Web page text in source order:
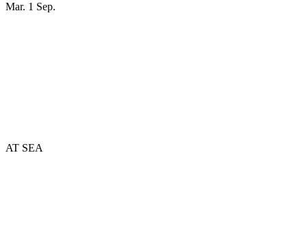
Mar. 1 Sep.
AT SEA